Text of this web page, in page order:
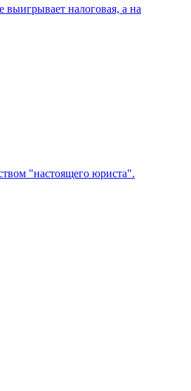
налоговая, а на
"настоящего юриста".